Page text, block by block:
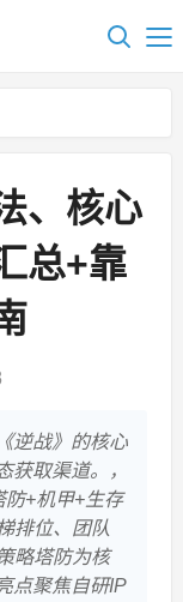
、核心
总+靠
逆战》的核心
获取渠道。，
+机甲+生存
排位、团队
略塔防为核
点聚焦自研IP